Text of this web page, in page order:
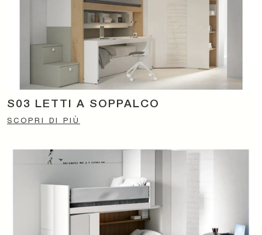
S03 LETTI A SOPPALCO
SCOPRI DI PIÙ